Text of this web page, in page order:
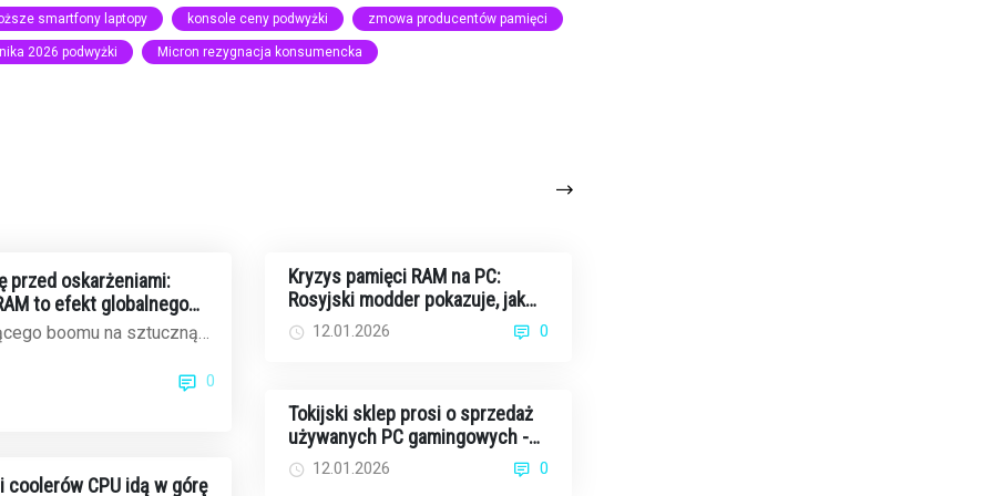
smartfony laptopy konsole ceny podwyżki zmowa producentów pamięci
2026 podwyżki Micron rezygnacja konsumencka
przed oskarżeniami:
to efekt globalnego
boomu na sztuczną
0
coolerów CPU idą w górę
Kryzys pamięci RAM na PC:
Rosyjski modder pokazuje, jak
zrobić własną DDR5 DIY
12.01.2026 0
Tokijski sklep prosi o sprzedaż
używanych PC gamingowych -
oferują atrakcyjne ceny
12.01.2026 0